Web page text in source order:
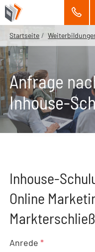
Startseite
Anfrage
Inhouse-
Inhouse-
Online
Anrede*